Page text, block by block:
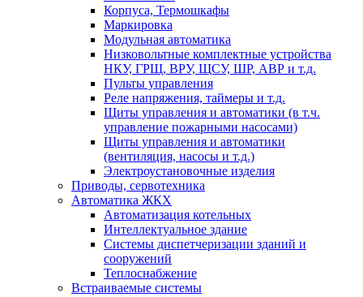
Корпуса, Термошкафы
Маркировка
Модульная автоматика
Низковольтные комплектные устройства
НКУ, ГРЩ, ВРУ, ЩСУ, ШР, АВР и т.д.
Пульты управления
Реле напряжения, таймеры и т.д.
Щиты управления и автоматики (в т.ч.
управление пожарными насосами)
Щиты управления и автоматики
(вентиляция, насосы и т.д.)
Электроустановочные изделия
Приводы, сервотехника
Автоматика ЖКХ
Автоматизация котельных
Интеллектуальное здание
Системы диспетчеризации зданий и
сооружений
Теплоснабжение
Встраиваемые системы